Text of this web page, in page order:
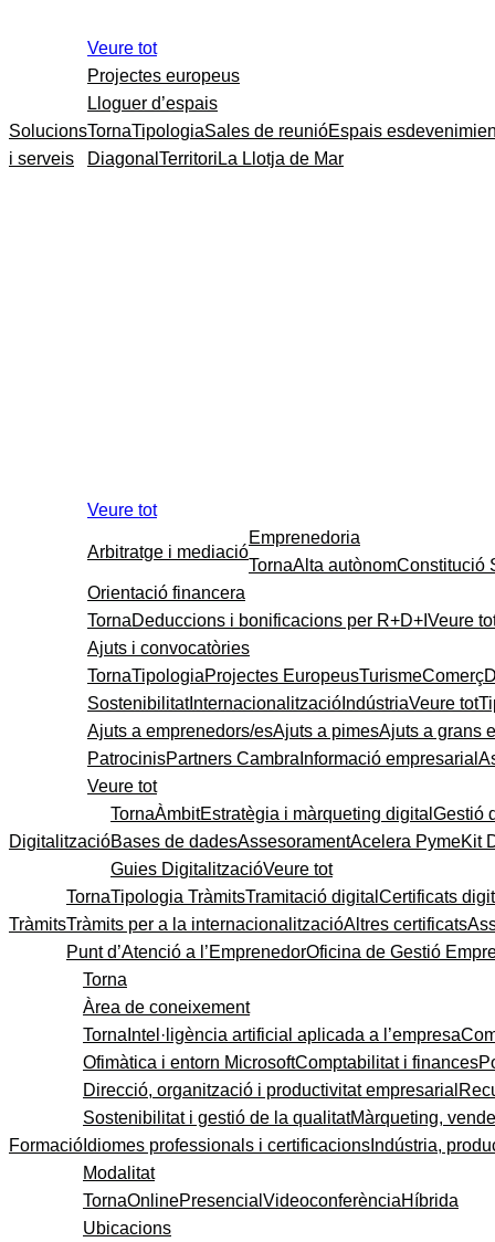
Solucions
i serveis
Veure tot
Projectes europeus
Lloguer d’espais
TornaTipologiaSales de reunióEspais
Diagonal Territori La Llotja de Mar
Veure tot
Arbitratge i mediació
Emprenedoria
TornaAlta autònomConstitució
Orientació financera
TornaDeduccions i bonificacions per R+D+I Veure
Ajuts i convocatòries
TornaTipologiaProjectes EuropeusTurismeComerç
SostenibilitatInternacionalització IndústriaVeure tot
Ajuts a emprenedors/esAjuts a pimesAjuts a grans
PatrocinisPartners Cambra Informació empresarial
Veure tot
Digitalització
TornaÀmbitEstratègia i màrqueting digital Gestió
Bases de dadesAssesoramentAcelera PymeKit
Guies DigitalitzacióVeure tot
Tràmits
TornaTipologia TràmitsTramitació digital Certificats
Tràmits per a la internacionalitzacióAltres certificats
Punt d’Atenció a l’EmprenedorOficina de Gestió
Formació
Torna
Àrea de coneixement
Torna Intel·ligència artificial aplicada a l’empresa
Ofimàtica i entorn MicrosoftComptabilitat i finances
Direcció, organització i productivitat empresarial
Sostenibilitat i gestió de la qualitatMàrqueting,
Idiomes professionals i certificacions Indústria,
Modalitat
TornaOnlinePresencial VideoconferènciaHíbrida
Ubicacions